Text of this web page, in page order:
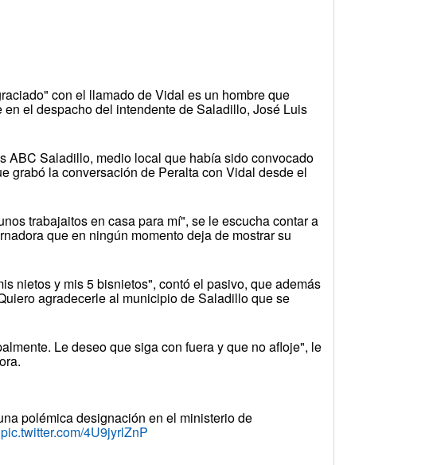
con el llamado de Vidal es un hombre que
el despacho del intendente de Saladillo, José Luis
ABC Saladillo, medio local que había sido convocado
grabó la conversación de Peralta con Vidal desde el
trabajaitos en casa para mí", se le escucha contar a
que en ningún momento deja de mostrar su
nietos y mis 5 bisnietos", contó el pasivo, que además
agradecerle al municipio de Saladillo que se
Le deseo que siga con fuera y que no afloje", le
polémica designación en el ministerio de
pic.twitter.com/4U9jyrlZnP